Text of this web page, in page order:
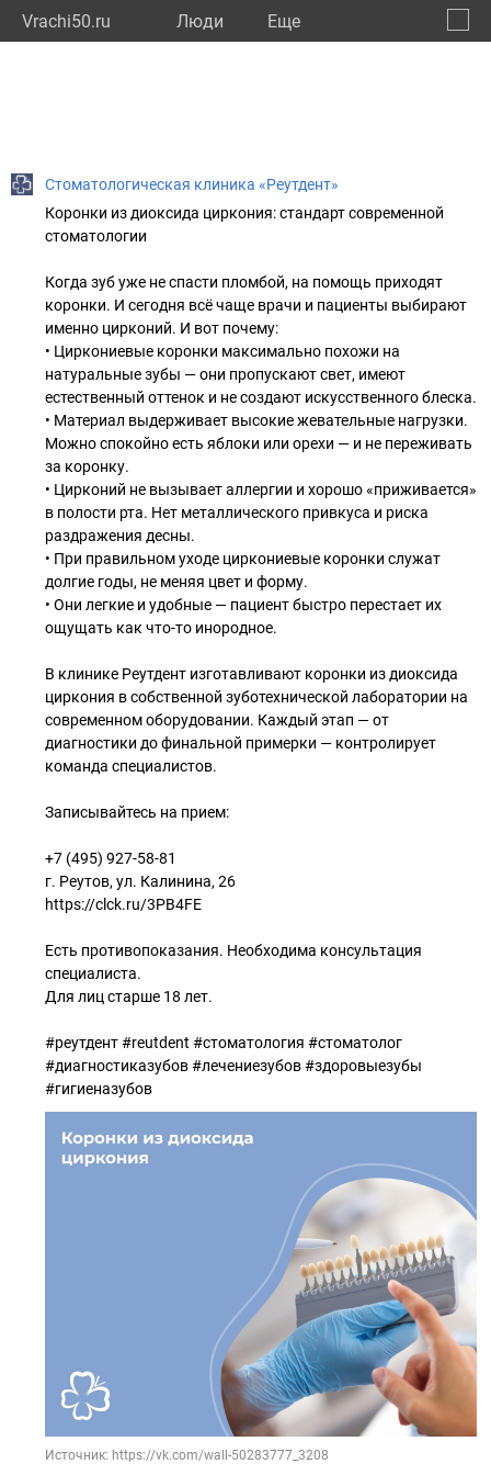
Vrachi50.ru Люди Eще
Стоматологическая клиника «Реутдент»
Коронки из диоксида циркония: стандарт современной
стоматологии
Когда зуб уже не спасти пломбой, на помощь приходят
коронки. И сегодня всё чаще врачи и пациенты выбирают
именно цирконий. И вот почему:
• Циркониевые коронки максимально похожи на
натуральные зубы — они пропускают свет, имеют
естественный оттенок и не создают искусственного блеска.
• Материал выдерживает высокие жевательные нагрузки.
Можно спокойно есть яблоки или орехи — и не переживать
за коронку.
• Цирконий не вызывает аллергии и хорошо «приживается»
в полости рта. Нет металлического привкуса и риска
раздражения десны.
• При правильном уходе циркониевые коронки служат
долгие годы, не меняя цвет и форму.
• Они легкие и удобные — пациент быстро перестает их
ощущать как что-то инородное.
В клинике Реутдент изготавливают коронки из диоксида
циркония в собственной зуботехнической лаборатории на
современном оборудовании. Каждый этап — от
диагностики до финальной примерки — контролирует
команда специалистов.
Записывайтесь на прием:
+7 (495) 927-58-81
г. Реутов, ул. Калинина, 26
https://clck.ru/3PB4FE
Есть противопоказания. Необходима консультация
специалиста.
Для лиц старше 18 лет.
#реутдент #reutdent #стоматология #стоматолог
#диагностиказубов #лечениезубов #здоровыезубы
#гигиеназубов
Источник: https://vk.com/wall-50283777_3208